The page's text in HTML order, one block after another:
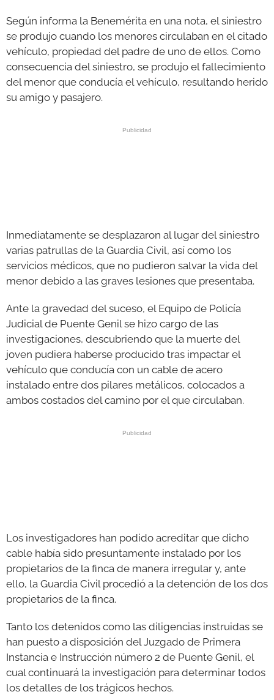
Según informa la Benemérita en una nota, el siniestro
se produjo cuando los menores circulaban en el citado
vehículo, propiedad del padre de uno de ellos. Como
consecuencia del siniestro, se produjo el fallecimiento
del menor que conducía el vehículo, resultando herido
su amigo y pasajero.
Inmediatamente se desplazaron al lugar del siniestro
varias patrullas de la Guardia Civil, así como los
servicios médicos, que no pudieron salvar la vida del
menor debido a las graves lesiones que presentaba.
Ante la gravedad del suceso, el Equipo de Policía
Judicial de Puente Genil se hizo cargo de las
investigaciones, descubriendo que la muerte del
joven pudiera haberse producido tras impactar el
vehículo que conducía con un cable de acero
instalado entre dos pilares metálicos, colocados a
ambos costados del camino por el que circulaban.
Los investigadores han podido acreditar que dicho
cable había sido presuntamente instalado por los
propietarios de la finca de manera irregular y, ante
ello, la Guardia Civil procedió a la detención de los dos
propietarios de la finca.
Tanto los detenidos como las diligencias instruidas se
han puesto a disposición del Juzgado de Primera
Instancia e Instrucción número 2 de Puente Genil, el
cual continuará la investigación para determinar todos
los detalles de los trágicos hechos.